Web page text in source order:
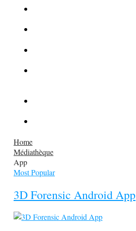
Home
Médiathèque
App
Most Popular
3D Forensic Android App